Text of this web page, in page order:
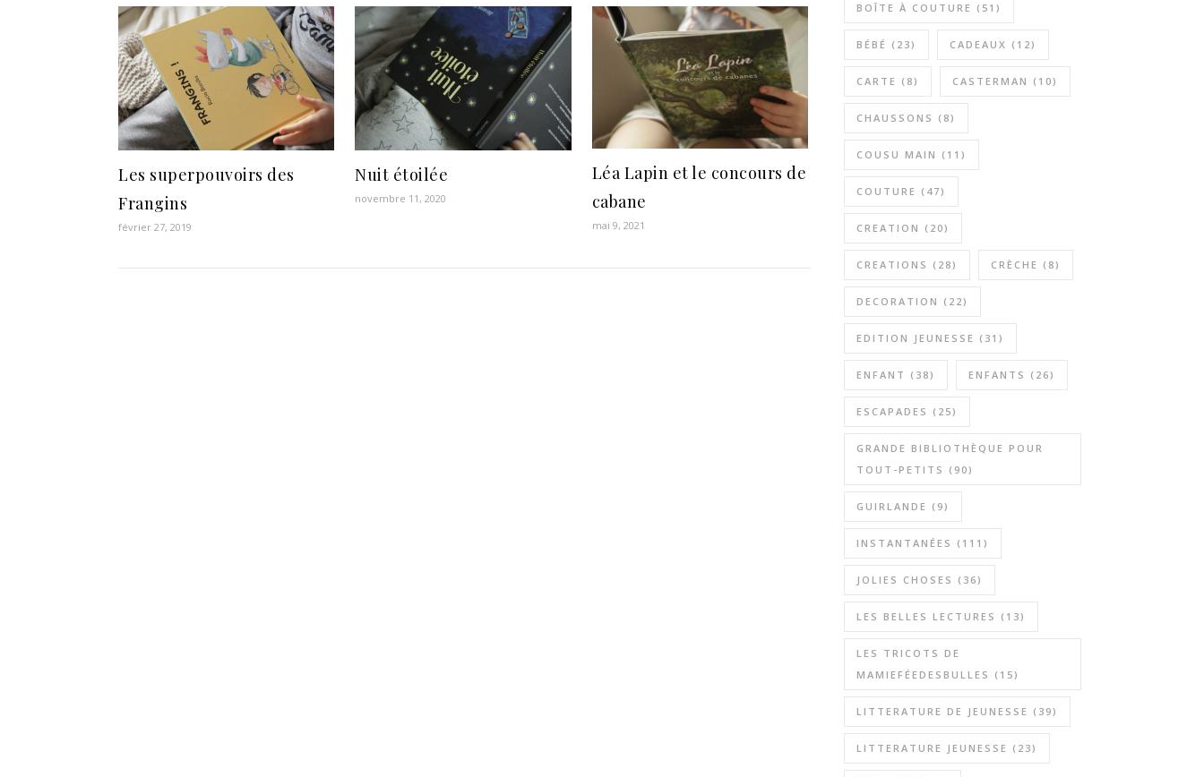
Les superpouvoirs des
Frangins
février 27, 2019
Nuit étoilée
novembre 11, 2020
Léa Lapin et le concours de
cabane
mai 9, 2021
BOÎTE À COUTURE (51)
BÉBÉ (23) CADEAUX (12)
CARTE (8) CASTERMAN (10)
CHAUSSONS (8)
COUSU MAIN (11)
COUTURE (47)
CREATION (20)
CREATIONS (28) CRÈCHE (8)
DECORATION (22)
EDITION JEUNESSE (31)
ENFANT (38) ENFANTS (26)
ESCAPADES (25)
GRANDE BIBLIOTHÈQUE POUR
TOUT-PETITS (90)
GUIRLANDE (9)
INSTANTANÉES (111)
JOLIES CHOSES (36)
LES BELLES LECTURES (13)
LES TRICOTS DE
MAMIEFÉEDESBULLES (15)
LITTERATURE DE JEUNESSE (39)
LITTERATURE JEUNESSE (23)